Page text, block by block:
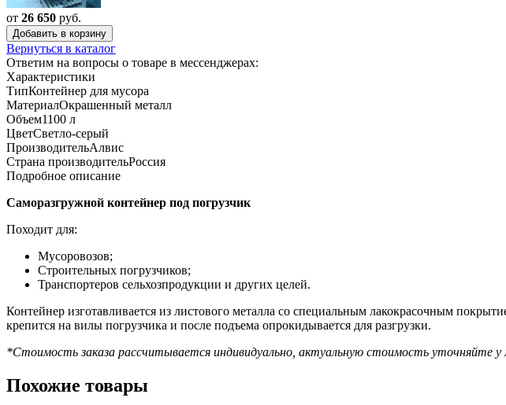
от 26 650 руб.
Добавить в корзину
Вернуться в каталог
Ответим на вопросы о товаре в мессенджерах:
Характеристики
ТипКонтейнер для мусора
МатериалОкрашенный металл
Объем1100 л
ЦветСветло-серый
ПроизводительАлвис
Страна производительРоссия
Подробное описание
Саморазгружной контейнер под погрузчик
Походит для:
Мусоровозов;
Строительных погрузчиков;
Транспортеров сельхозпродукции и других целей.
Контейнер изготавливается из листового металла со специальным лакокрасочным
крепится на вилы погрузчика и после подъема опрокидывается для разгрузки.
*Стоимость заказа рассчитывается индивидуально, актуальную стоимость уточняйте
Похожие товары